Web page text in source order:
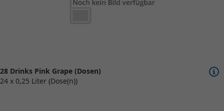
28 Drinks Pink Grape (Dosen)
24 x 0,25 Liter (Dose(n))